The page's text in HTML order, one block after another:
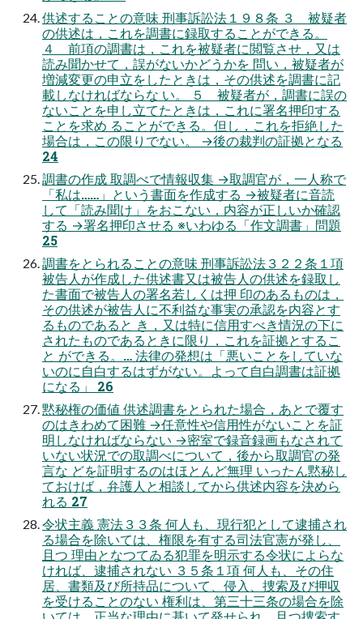
供述することの意味 刑事訴訟法１９８条 ３ 被疑者
の供述は，これを調書に録取することができる。
４ 前項の調書は，これを被疑者に閲覧させ，又は
読み聞かせて，誤がないかどうかを 問い，被疑者が
増減変更の申立をしたときは，その供述を調書に記
載しなければならな い。 ５ 被疑者が，調書に誤の
ないことを申し立てたときは，これに署名押印する
ことを求め ることができる。但し，これを拒絶した
場合は，この限りでない。 →後の裁判の証拠となる
24
調書の作成 取調べで情報収集 →取調官が，一人称で
「私は……」という書面を作成する →被疑者に音読
して「読み聞け」をおこない，内容が正しいか確認
する →署名押印させる ※いわゆる「作文調書」問題
25
調書をとられることの意味 刑事訴訟法３２２条１項
被告人が作成した供述書又は被告人の供述を録取し
た書面で被告人の署名若しくは押 印のあるものは，
その供述が被告人に不利益な事実の承認を内容とす
るものであると き，又は特に信用すべき情況の下に
されたものであるときに限り，これを証拠とするこ
と ができる。… 法律の発想は「悪いことをしていな
いのに自白するはずがない。よって自白調書は証拠
になる」 26
黙秘権の価値 供述調書をとられた場合，あとで覆す
のはきわめて困難 →任意性や信用性がないことを証
明しなければならない →密室で録音録画もなされて
いない状況での取調べについて，後から取調官の発
言な どを証明するのはほとんど無理 いったん黙秘し
ておけば，弁護人と相談してから供述内容を決めら
れる 27
令状主義 憲法３３条 何人も、現行犯として逮捕され
る場合を除いては、権限を有する司法官憲が発し、
且つ 理由となつてゐる犯罪を明示する令状によらな
ければ、逮捕されない ３５条１項 何人も、その住
居、書類及び所持品について、侵入、捜索及び押収
を受けることのない 権利は、第三十三条の場合を除